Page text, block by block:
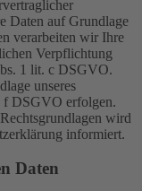
Daten auf Grundlage
verarbeiten wir Ihre
Verpflichtung
1 lit. c DSGVO.
unseres
f DSGVO erfolgen.
wird
informiert.
Daten